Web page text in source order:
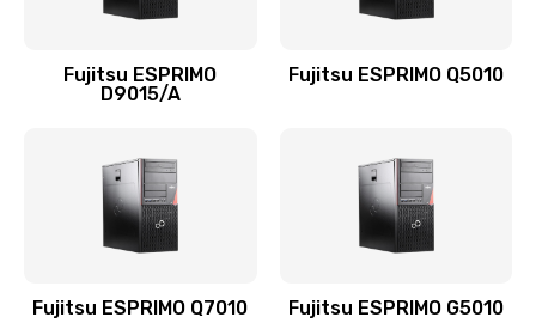
Fujitsu ESPRIMO
D9015/A
Fujitsu ESPRIMO Q5010
Fujitsu ESPRIMO Q7010 Fujitsu ESPRIMO G5010